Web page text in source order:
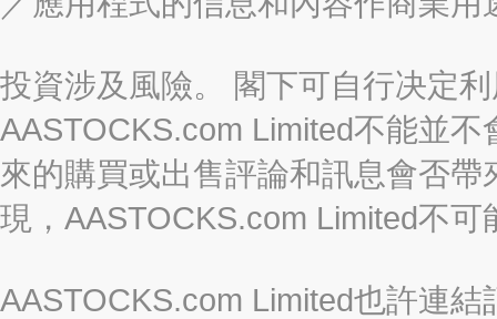
投資涉及風險。 閣下可自行决定
AASTOCKS.com Limited不能並
來的購買或出售評論和訊息會否
現，AASTOCKS.com Limited不
AASTOCKS.com Limited也許連